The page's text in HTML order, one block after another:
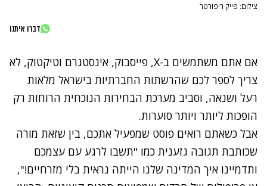
צילום: פייק ריפורטר
דברו איתנו
אם אתם משתמשים ב-X,
פייסבוק, אינסטגרם וטיקטוק, לא
צריך לספר לכם שהרשתות החברתיות בישראל מלאות
רעל ושנאה, וסביב מערכת הבחירות הנוכחית הרוחות רק
הופכות ליותר ויותר סוערות.
אבל כשאתם רואים פוסט שמפעיל אתכם, בין שזאת מורה
שכותבת תגובה גזענית כמו "תשבו לרגע עם עצמכם
ותדמיינו איך המדינה שלנו הייתה נראית בלי מזרחיים!",